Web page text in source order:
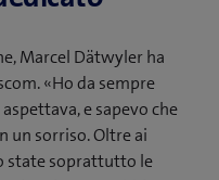
Marcel Dätwyler ha
«Ho da sempre
e sapevo che
un sorriso. Oltre ai
state soprattutto le